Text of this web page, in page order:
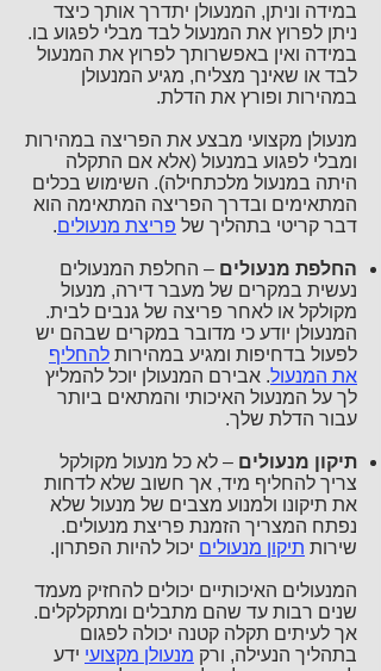
במידה וניתן, המנעולן יתדרך אותך כיצד
ניתן לפרוץ את המנעול לבד מבלי לפגוע בו.
במידה ואין באפשרותך לפרוץ את המנעול
לבד או שאינך מצליח, מגיע המנעולן
במהירות ופורץ את הדלת.
מנעולן מקצועי מבצע את הפריצה במהירות
ומבלי לפגוע במנעול (אלא אם התקלה
היתה במנעול מלכתחילה). השימוש בכלים
המתאימים ובדרך הפריצה המתאימה הוא
דבר קריטי בתהליך של פריצת מנעולים.
החלפת מנעולים – החלפת המנעולים
נעשית במקרים של מעבר דירה, מנעול
מקולקל או לאחר פריצה של גנבים לבית.
המנעולן יודע כי מדובר במקרים שבהם יש
לפעול בדחיפות ומגיע במהירות להחליף
את המנעול. אבירם המנעולן יוכל להמליץ
לך על המנעול האיכותי והמתאים ביותר
עבור הדלת שלך.
תיקון מנעולים – לא כל מנעול מקולקל
צריך להחליף מיד, אך חשוב שלא לדחות
את תיקונו ולמנוע מצבים של מנעול שלא
נפתח המצריך הזמנת פריצת מנעולים.
שירות תיקון מנעולים יכול להיות הפתרון.
המנעולים האיכותיים יכולים להחזיק מעמד
שנים רבות עד שהם מתבלים ומתקלקלים.
אך לעיתים תקלה קטנה יכולה לפגום
בתהליך הנעילה, ורק מנעולן מקצועי ידע